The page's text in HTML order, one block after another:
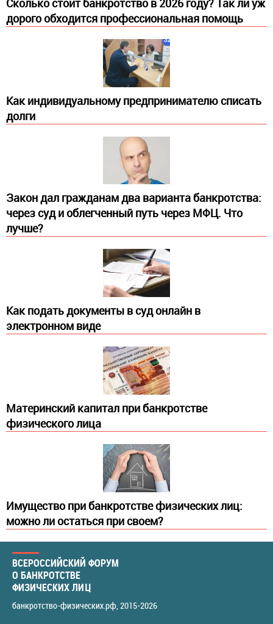
дорого обходится профессиональная помощь
Как индивидуальному предпринимателю списать
долги
Закон дал гражданам два варианта банкротства:
через суд и облегченный путь через МФЦ. Что
лучше?
Как подать документы в суд онлайн в
электронном виде
Материнский капитал при банкротстве
физического лица
Имущество при банкротстве физических лиц:
можно ли остаться при своем?
ВСЕРОССИЙСКИЙ ФОРУМ
О БАНКРОТСТВЕ
ФИЗИЧЕСКИХ ЛИЦ
банкротство-физических.рф , 2015-2026